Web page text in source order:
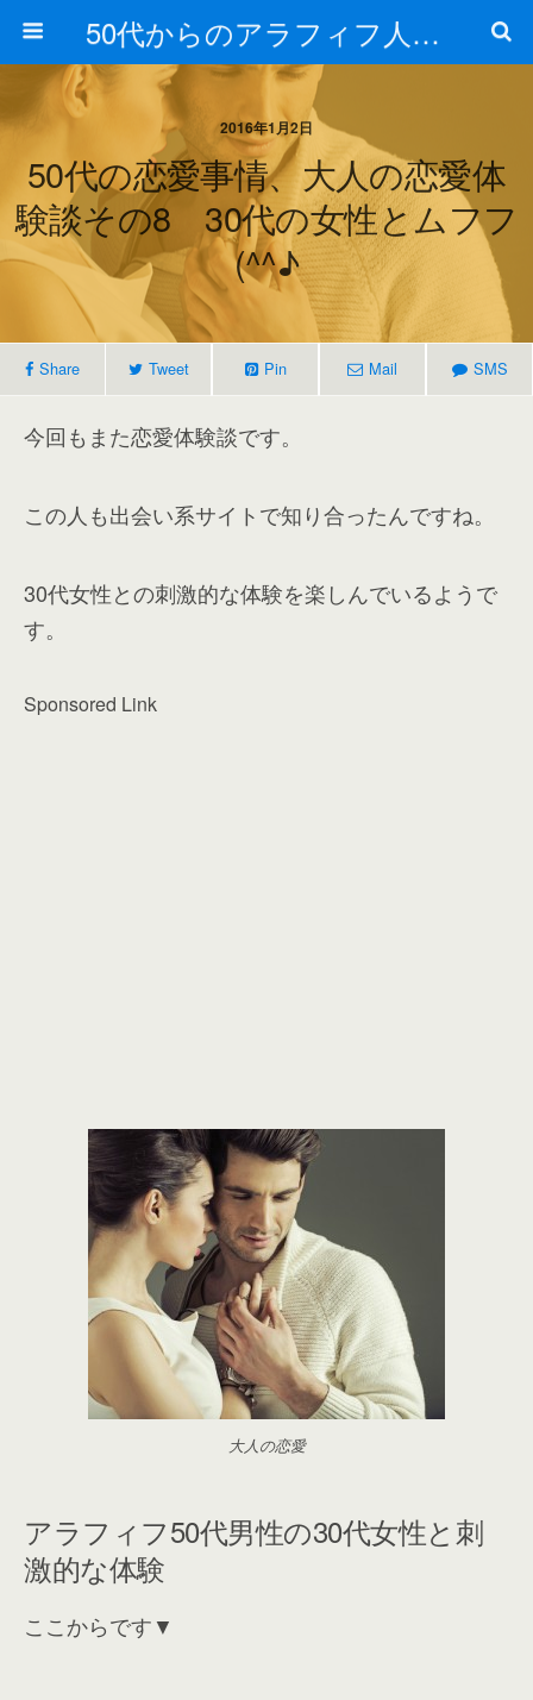
50代からのアラフィフ人生の楽しみ方
2016年1月2日
50代の恋愛事情、大人の恋愛体
験談その8 30代の女性とムフフ
(^^♪
Share Tweet Pin Mail SMS
今回もまた恋愛体験談です。
この人も出会い系サイトで知り合ったんですね。
30代女性との刺激的な体験を楽しんでいるようで
す。
Sponsored Link
大人の恋愛
アラフィフ50代男性の30代女性と刺
激的な体験
ここからです▼